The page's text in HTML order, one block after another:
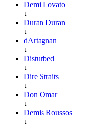
Demi Lovato
↓
Duran Duran
↓
dArtagnan
↓
Disturbed
↓
Dire Straits
↓
Don Omar
↓
Demis Roussos
↓